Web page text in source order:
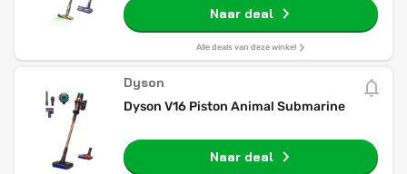
Naar deal
Alle deals van deze winkel
Dyson
Dyson V16 Piston Animal Submarine
Naar deal